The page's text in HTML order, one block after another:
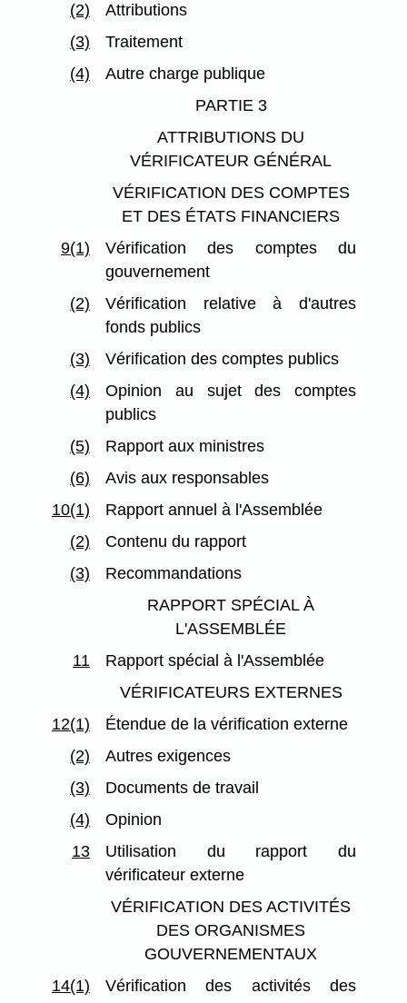
(2)
Attributions
(3)
Traitement
(4)
Autre charge publique
PARTIE 3
ATTRIBUTIONS DU
VÉRIFICATEUR GÉNÉRAL
VÉRIFICATION DES COMPTES
ET DES ÉTATS FINANCIERS
9(1)
Vérification des comptes du
gouvernement
(2)
Vérification relative à d'autres
fonds publics
(3)
Vérification des comptes publics
(4)
Opinion au sujet des comptes
publics
(5)
Rapport aux ministres
(6)
Avis aux responsables
10(1)
Rapport annuel à l'Assemblée
(2)
Contenu du rapport
(3)
Recommandations
RAPPORT SPÉCIAL À
L'ASSEMBLÉE
11
Rapport spécial à l'Assemblée
VÉRIFICATEURS EXTERNES
12(1)
Étendue de la vérification externe
(2)
Autres exigences
(3)
Documents de travail
(4)
Opinion
13
Utilisation du rapport du
vérificateur externe
VÉRIFICATION DES ACTIVITÉS
DES ORGANISMES
GOUVERNEMENTAUX
14(1)
Vérification des activités des